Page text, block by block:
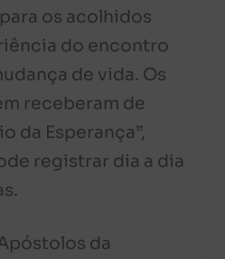
os acolhidos
do encontro
de vida. Os
receberam de
da Esperança”,
registrar dia a dia
da